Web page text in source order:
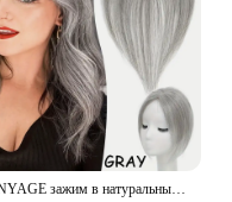
SUNYAGE зажим в натуральные синтетические волосы челки бахрома волосы куски средней части удлинение волос Topper для женщин выпадение волос